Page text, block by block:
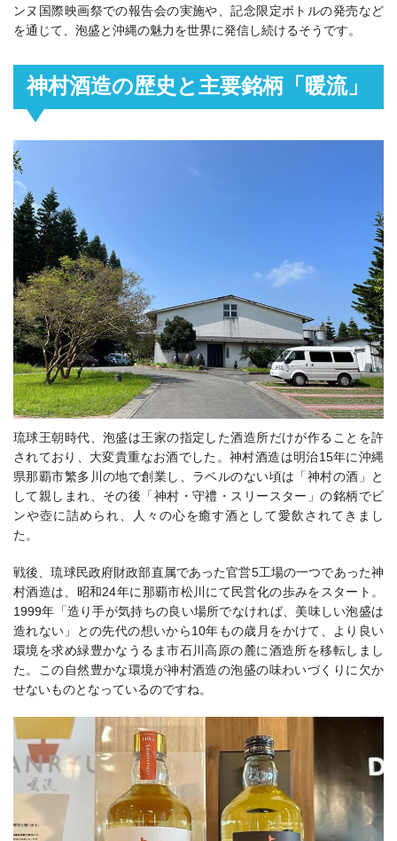
ンヌ国際映画祭での報告会の実施や、記念限定ボトルの発売など
を通じて、泡盛と沖縄の魅力を世界に発信し続けるそうです。
神村酒造の歴史と主要銘柄「暖流」
琉球王朝時代、泡盛は王家の指定した酒造所だけが作ることを許
されており、大変貴重なお酒でした。神村酒造は明治15年に沖縄
県那覇市繁多川の地で創業し、ラベルのない頃は「神村の酒」と
して親しまれ、その後「神村・守禮・スリースター」の銘柄でビ
ンや壺に詰められ、人々の心を癒す酒として愛飲されてきまし
た。
戦後、琉球民政府財政部直属であった官営5工場の一つであった神
村酒造は、昭和24年に那覇市松川にて民営化の歩みをスタート。
1999年「造り手が気持ちの良い場所でなければ、美味しい泡盛は
造れない」との先代の想いから10年もの歳月をかけて、より良い
環境を求め緑豊かなうるま市石川高原の麓に酒造所を移転しまし
た。この自然豊かな環境が神村酒造の泡盛の味わいづくりに欠か
せないものとなっているのですね。